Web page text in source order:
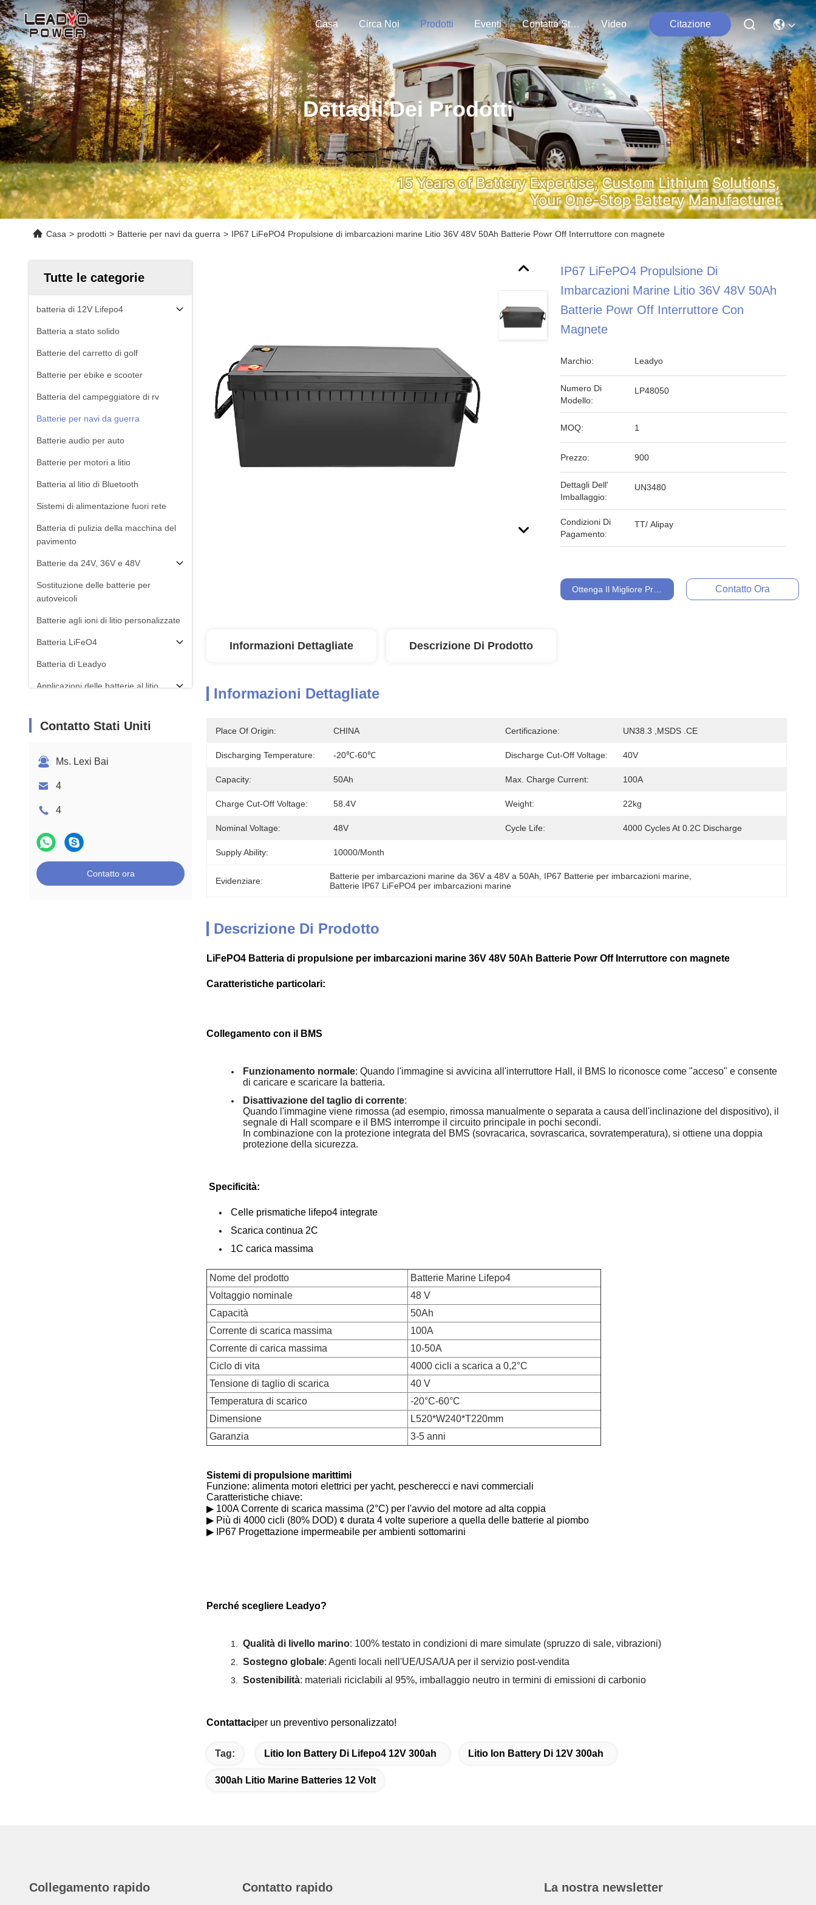
Casa Circa Noi Prodotti Eventi Contatto Stati Uniti Video Citazione
Dettagli Dei Prodotti
Casa > prodotti > Batterie per navi da guerra > IP67 LiFePO4 Propulsione di imbarcazioni marine Litio 36V 48V 50Ah Batterie Powr Off Interruttore con magnete
Tutte le categorie
batteria di 12V Lifepo4
Batteria a stato solido
Batterie del carretto di golf
Batterie per ebike e scooter
Batteria del campeggiatore di rv
Batterie per navi da guerra
Batterie audio per auto
Batterie per motori a litio
Batteria al litio di Bluetooth
Sistemi di alimentazione fuori rete
Batteria di pulizia della macchina del
pavimento
Batterie da 24V, 36V e 48V
Sostituzione delle batterie per
autoveicoli
Batterie agli ioni di litio personalizzate
Batteria LiFeO4
Batteria di Leadyo
Applicazioni delle batterie al litio
Contatto Stati Uniti
Ms. Lexi Bai
4
4
Contatto ora
IP67 LiFePO4 Propulsione Di
Imbarcazioni Marine Litio 36V 48V 50Ah
Batterie Powr Off Interruttore Con
Magnete
Marchio: Leadyo
Numero Di
Modello:
LP48050
MOQ: 1
Prezzo: 900
Dettagli Dell'
Imballaggio:
UN3480
Condizioni Di
Pagamento:
TT/ Alipay
Ottenga Il Migliore Prezzo Contatto Ora
Informazioni Dettagliate Descrizione Di Prodotto
Informazioni Dettagliate
Place Of Origin: CHINA Certificazione: UN38.3 ,MSDS .CE
Discharging Temperature: -20℃-60℃ Discharge Cut-Off Voltage: 40V
Capacity: 50Ah Max. Charge Current: 100A
Charge Cut-Off Voltage: 58.4V Weight: 22kg
Nominal Voltage: 48V Cycle Life: 4000 Cycles At 0.2C Discharge
Supply Ability: 10000/month
Evidenziare: Batterie per imbarcazioni marine da 36V a 48V a 50Ah IP67 Batterie per imbarcazioni marine
Batterie IP67 LiFePO4 per imbarcazioni marine
Descrizione Di Prodotto
LiFePO4 Batteria di propulsione per imbarcazioni marine 36V 48V 50Ah Batterie Powr Off Interruttore con magnete
Caratteristiche particolari:
Collegamento con il BMS
Funzionamento normale: Quando l'immagine si avvicina all'interruttore Hall, il BMS lo riconosce come "acceso" e consente
di caricare e scaricare la batteria.
Disattivazione del taglio di corrente:
Quando l'immagine viene rimossa (ad esempio, rimossa manualmente o separata a causa dell'inclinazione del dispositivo), il
segnale di Hall scompare e il BMS interrompe il circuito principale in pochi secondi.
In combinazione con la protezione integrata del BMS (sovracarica, sovrascarica, sovratemperatura), si ottiene una doppia
protezione della sicurezza.
Specificità:
Celle prismatiche lifepo4 integrate
Scarica continua 2C
1C carica massima
Nome del prodotto
Batterie Marine Lifepo4
Voltaggio nominale
48 V
Capacità
50Ah
Corrente di scarica massima
100A
Corrente di carica massima
10-50A
Ciclo di vita
4000 cicli a scarica a 0,2°C
Tensione di taglio di scarica
40 V
Temperatura di scarico
-20°C-60°C
Dimensione
L520*W240*T220mm
Garanzia
3-5 anni
Sistemi di propulsione marittimi
Funzione: alimenta motori elettrici per yacht, pescherecci e navi commerciali
Caratteristiche chiave:
▶ 100A Corrente di scarica massima (2°C) per l'avvio del motore ad alta coppia
▶ Più di 4000 cicli (80% DOD) ¢ durata 4 volte superiore a quella delle batterie al piombo
▶ IP67 Progettazione impermeabile per ambienti sottomarini
Perché scegliere Leadyo?
Qualità di livello marino: 100% testato in condizioni di mare simulate (spruzzo di sale, vibrazioni)
Sostegno globale: Agenti locali nell'UE/USA/UA per il servizio post-vendita
Sostenibilità: materiali riciclabili al 95%, imballaggio neutro in termini di emissioni di carbonio
Contattaciper un preventivo personalizzato!
Tag: Litio Ion Battery Di Lifepo4 12V 300ah Litio Ion Battery Di 12V 300ah
300ah Litio Marine Batteries 12 Volt
Collegamento rapido Contatto rapido La nostra newsletter